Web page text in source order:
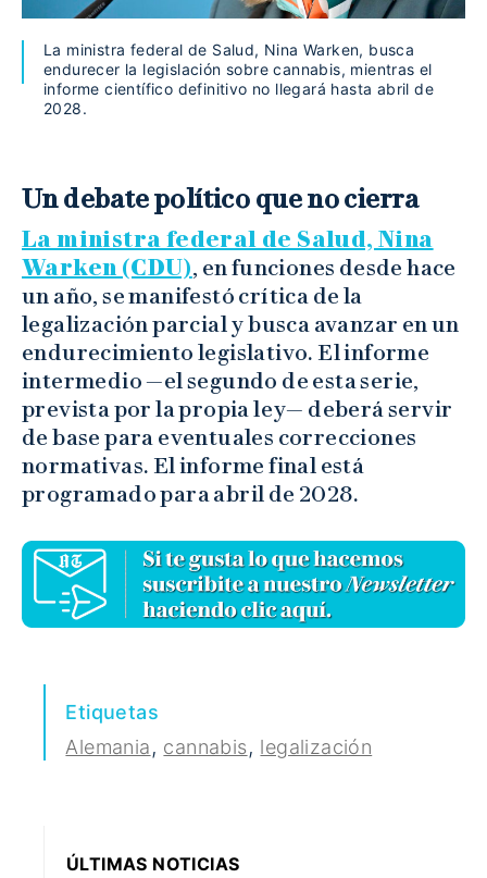
La ministra federal de Salud, Nina Warken, busca
endurecer la legislación sobre cannabis, mientras el
informe científico definitivo no llegará hasta abril de
2028.
Un debate político que no cierra
La ministra federal de Salud, Nina
Warken (CDU), en funciones desde hace
un año, se manifestó crítica de la
legalización parcial y busca avanzar en un
endurecimiento legislativo. El informe
intermedio —el segundo de esta serie,
prevista por la propia ley— deberá servir
de base para eventuales correcciones
normativas. El informe final está
programado para abril de 2028.
Etiquetas
Alemania, cannabis, legalización
ÚLTIMAS NOTICIAS